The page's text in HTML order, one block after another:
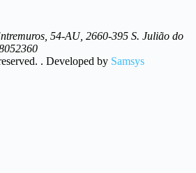
54-AU, 2660-395 S. Julião do
. Developed by Samsys